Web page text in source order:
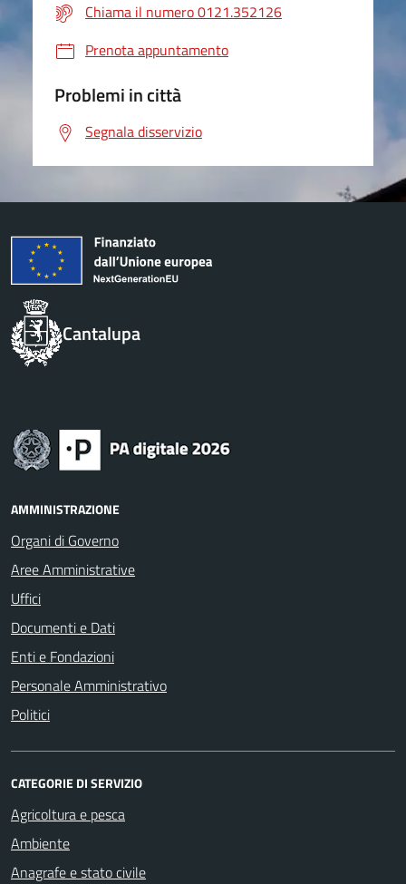
Chiama il numero 0121.352126
Prenota appuntamento
Problemi in città
Segnala disservizio
Cantalupa
AMMINISTRAZIONE
Organi di Governo
Aree Amministrative
Uffici
Documenti e Dati
Enti e Fondazioni
Personale Amministrativo
Politici
CATEGORIE DI SERVIZIO
Agricoltura e pesca
Ambiente
Anagrafe e stato civile